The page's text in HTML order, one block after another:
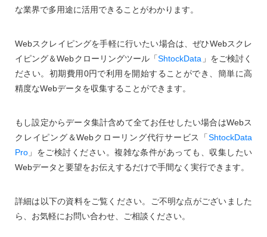
な業界で多用途に活用できることがわかります。
Webスクレイピングを手軽に行いたい場合は、ぜひWebスクレ
イピング＆Webクローリングツール「ShtockData 」をご検討く
ださい。初期費用0円で利用を開始することができ、簡単に高
精度なWebデータを収集することができます。
もし設定からデータ集計含めて全てお任せしたい場合はWebス
クレイピング＆Webクローリング代行サービス「ShtockData
Pro 」をご検討ください。複雑な条件があっても、収集したい
Webデータと要望をお伝えするだけで手間なく実行できます。
詳細は以下の資料をご覧ください。ご不明な点がございました
ら、お気軽にお問い合わせ、ご相談ください。